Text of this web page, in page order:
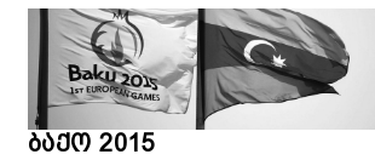
ბაქო 2015